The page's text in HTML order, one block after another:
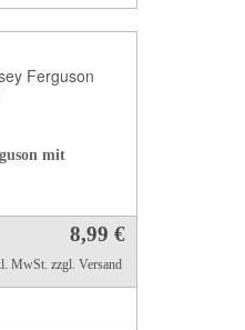
mit
8,99 €
MwSt. zzgl. Versand